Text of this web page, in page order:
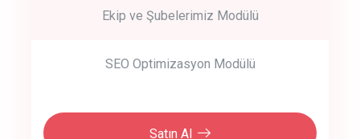
Ekip ve Şubelerimiz Modülü
SEO Optimizasyon Modülü
Satın Al